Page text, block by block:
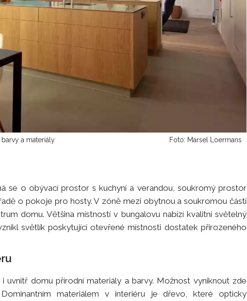
a materiály Foto: Marsel Loermans
se o obývací prostor s kuchyní a verandou, soukromý prostor
o pokoje pro hosty. V zóně mezi obytnou a soukromou částí
domu. Většina místností v bungalovu nabízí kvalitní světelný
světlík poskytující otevřené místnosti dostatek přirozeného
uvnitř domu přírodní materiály a barvy. Možnost vyniknout zde
materiálem v interiéru je dřevo, které opticky